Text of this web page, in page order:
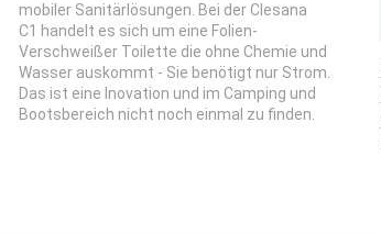
mobiler Sanitärlösungen. Bei der Clesana
C1 handelt es sich um eine Folien-
Verschweißer Toilette die ohne Chemie und
Wasser auskommt - Sie benötigt nur Strom.
Das ist eine Inovation und im Camping und
Bootsbereich nicht noch einmal zu finden.